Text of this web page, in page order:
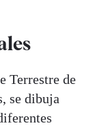
Terrestre de
se dibuja